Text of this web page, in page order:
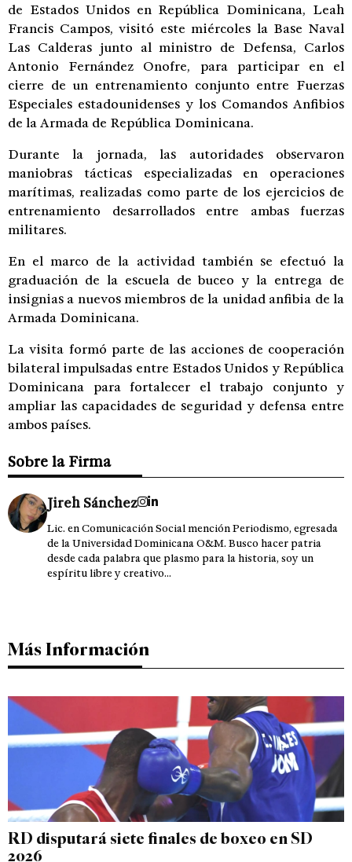
de Estados Unidos en República Dominicana, Leah
Francis Campos, visitó este miércoles la Base Naval
Las Calderas junto al ministro de Defensa, Carlos
Antonio Fernández Onofre, para participar en el
cierre de un entrenamiento conjunto entre Fuerzas
Especiales estadounidenses y los Comandos Anfibios
de la Armada de República Dominicana.
Durante la jornada, las autoridades observaron
maniobras tácticas especializadas en operaciones
marítimas, realizadas como parte de los ejercicios de
entrenamiento desarrollados entre ambas fuerzas
militares.
En el marco de la actividad también se efectuó la
graduación de la escuela de buceo y la entrega de
insignias a nuevos miembros de la unidad anfibia de la
Armada Dominicana.
La visita formó parte de las acciones de cooperación
bilateral impulsadas entre Estados Unidos y República
Dominicana para fortalecer el trabajo conjunto y
ampliar las capacidades de seguridad y defensa entre
ambos países.
Sobre la Firma
Jireh Sánchez
Lic. en Comunicación Social mención Periodismo, egresada
de la Universidad Dominicana O&M. Busco hacer patria
desde cada palabra que plasmo para la historia, soy un
espíritu libre y creativo...
Más Información
RD disputará siete finales de boxeo en SD
2026